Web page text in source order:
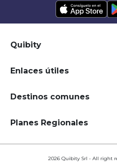
Quibity
Enlaces útiles
Destinos comunes
Planes Regionales
2026 Quibity Srl - All right